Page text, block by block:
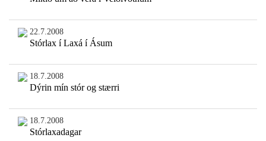
22.7.2008
Stórlax í Laxá í Ásum
18.7.2008
Dýrin mín stór og stærri
18.7.2008
Stórlaxadagar